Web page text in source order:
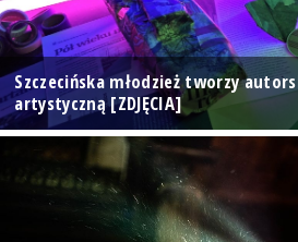
Szczecińska młodzież tworzy
artystyczną [ZDJĘCIA]